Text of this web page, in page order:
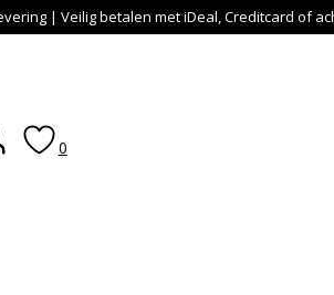
| Veilig betalen met iDeal, Creditcard of
0